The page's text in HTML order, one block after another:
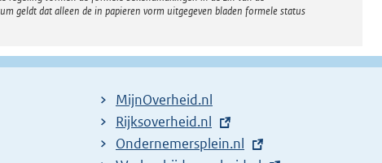
geldt dat alleen de in papieren vorm uitgegeven bladen formele status
MijnOverheid.nl
E
x
Rijksoverheid.nl
E
Ondernemersplein.nl